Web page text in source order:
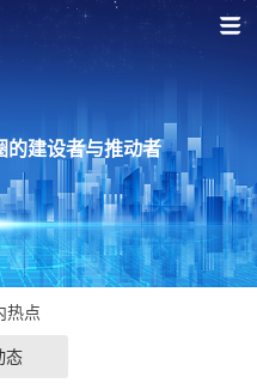
的建设者与推动者
热点
态